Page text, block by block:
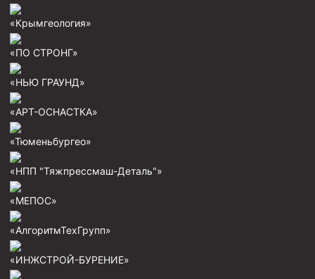
Центраторы колонные
Герметизаторы устьевые
Инструмент для бурения и КРС (ловильный, аварийный)
Перья гидромониторные
Пауки гидравлические
«Крымгеология»
«ПО СТРОНГ»
«НЬЮ ГРАУНД»
«АРТ-ОСНАСТКА»
«Тюменьбургео»
«НПП "Тяжпрессмаш-Деталь"»
«МЕПОС»
«АлгоритмТехГрупп»
«ИНЖСТРОЙ-БУРЕНИЕ»